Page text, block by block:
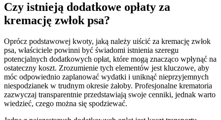
Czy istnieją dodatkowe opłaty za
kremację zwłok psa?
Oprócz podstawowej kwoty, jaką należy uiścić za kremację zwłok
psa, właściciele powinni być świadomi istnienia szeregu
potencjalnych dodatkowych opłat, które mogą znacząco wpłynąć na
ostateczny koszt. Zrozumienie tych elementów jest kluczowe, aby
móc odpowiednio zaplanować wydatki i uniknąć nieprzyjemnych
niespodzianek w trudnym okresie żałoby. Profesjonalne krematoria
zazwyczaj transparentnie przedstawiają swoje cenniki, jednak warto
wiedzieć, czego można się spodziewać.